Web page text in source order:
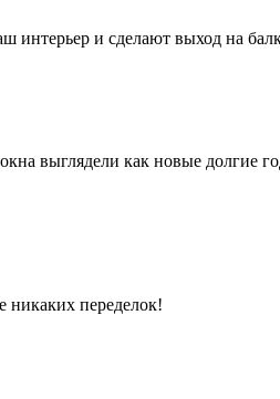
интерьер и сделают выход на
выглядели как новые долгие
никаких переделок!